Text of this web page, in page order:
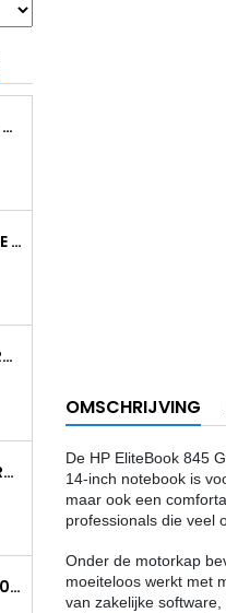
DOCKINGSTATION KENSINGTON USB 3.0 SD3500V
MICROSOFT OFFICE 2024 PROFESSIONAL PLUS
SK HYNIX 16GB DDR4 3200MHZ SO DIMM HMAA2GS6AJR8N XN
SK HYNIX 16 GB DDR4 3200 MHZ SODIMM
DELL LATITUDE 3380 INTEL CORE I5 7200U 8GB 128GB SSD W11 PRO
OMSCHRIJVING
De HP EliteBook 845
14-inch notebook is
maar ook een
professionals die veel
Onder de motorkap
moeiteloos werkt met
van zakelijke